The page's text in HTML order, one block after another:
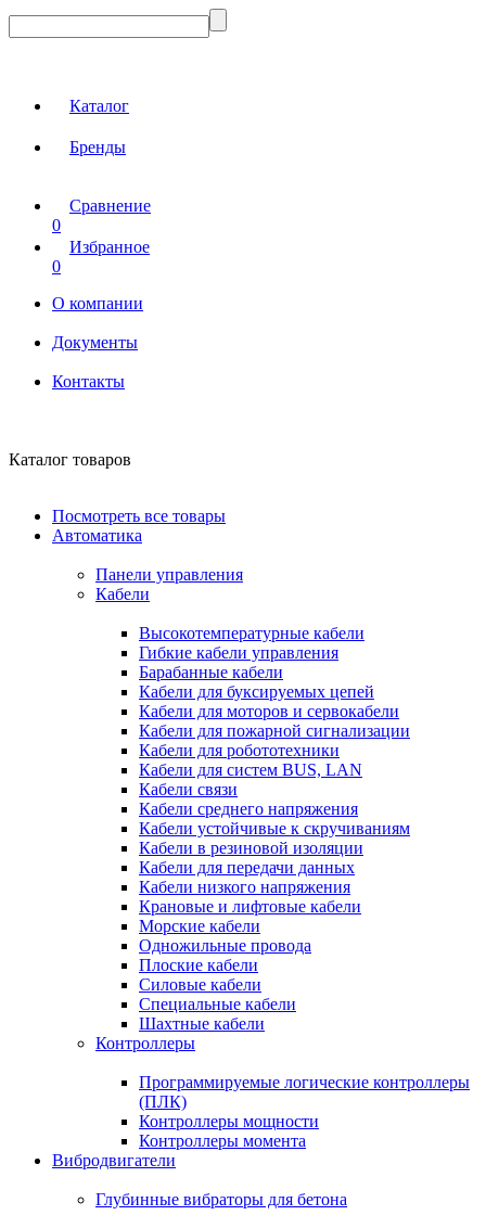
Каталог
Бренды
Сравнение
0
Избранное
0
О компании
Документы
Контакты
Каталог товаров
Посмотреть все товары
Автоматика
Панели управления
Кабели
Высокотемпературные кабели
Гибкие кабели управления
Барабанные кабели
Кабели для буксируемых цепей
Кабели для моторов и сервокабели
Кабели для пожарной сигнализации
Кабели для робототехники
Кабели для систем BUS, LAN
Кабели связи
Кабели среднего напряжения
Кабели устойчивые к скручиваниям
Кабели в резиновой изоляции
Кабели для передачи данных
Кабели низкого напряжения
Крановые и лифтовые кабели
Морские кабели
Одножильные провода
Плоские кабели
Силовые кабели
Специальные кабели
Шахтные кабели
Контроллеры
Программируемые логические контроллеры
(ПЛК)
Контроллеры мощности
Контроллеры момента
Вибродвигатели
Глубинные вибраторы для бетона